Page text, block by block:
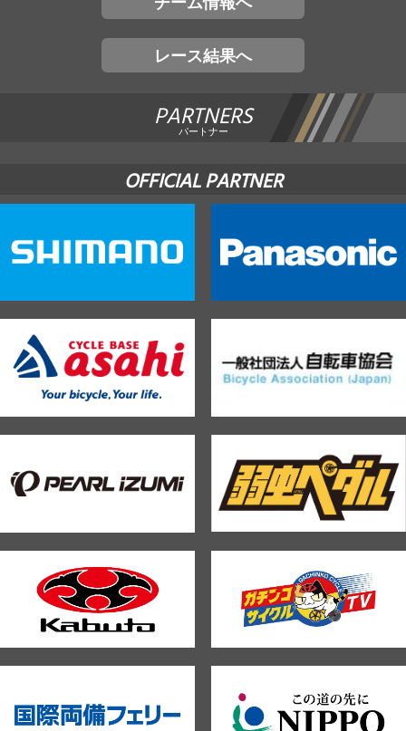
レース結果へ
PARTNERS
パートナー
OFFICIAL PARTNER